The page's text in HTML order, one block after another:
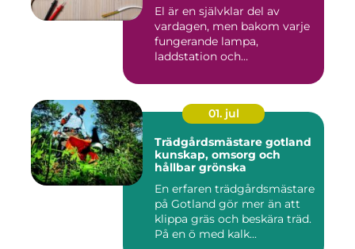
El är en självklar del av
vardagen, men bakom varje
fungerande lampa,
laddstation och
01. jul
Trädgårdsmästare gotland
kunskap, omsorg och
hållbar grönska
En erfaren trädgårdsmästare
på Gotland gör mer än att
klippa gräs och beskära träd.
På en ö med kalk...